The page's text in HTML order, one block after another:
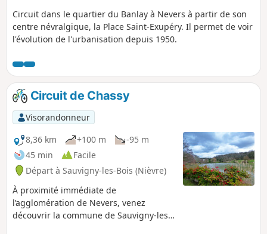
Circuit dans le quartier du Banlay à Nevers à partir de son
centre névralgique, la Place Saint-Exupéry. Il permet de voir
l'évolution de l'urbanisation depuis 1950.
Circuit de Chassy
Visorandonneur
8,36 km
+100 m
-95 m
45 min
Facile
Départ à Sauvigny-les-Bois (Nièvre)
À proximité immédiate de
l’agglomération de Nevers, venez
découvrir la commune de Sauvigny-les-